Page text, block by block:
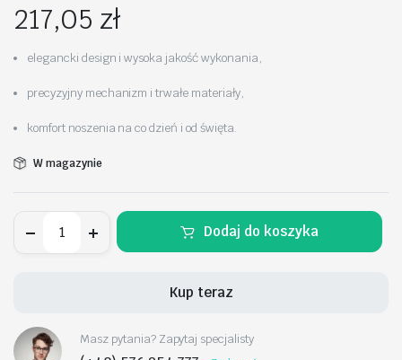
217,05 zł
elegancki design i wysoka jakość wykonania,
precyzyjny mechanizm i trwałe materiały,
komfort noszenia na co dzień i od święta.
W magazynie
Męski
BOX
ilość
Dodaj do koszyka
Kup teraz
Masz pytania? Zapytaj specjalisty